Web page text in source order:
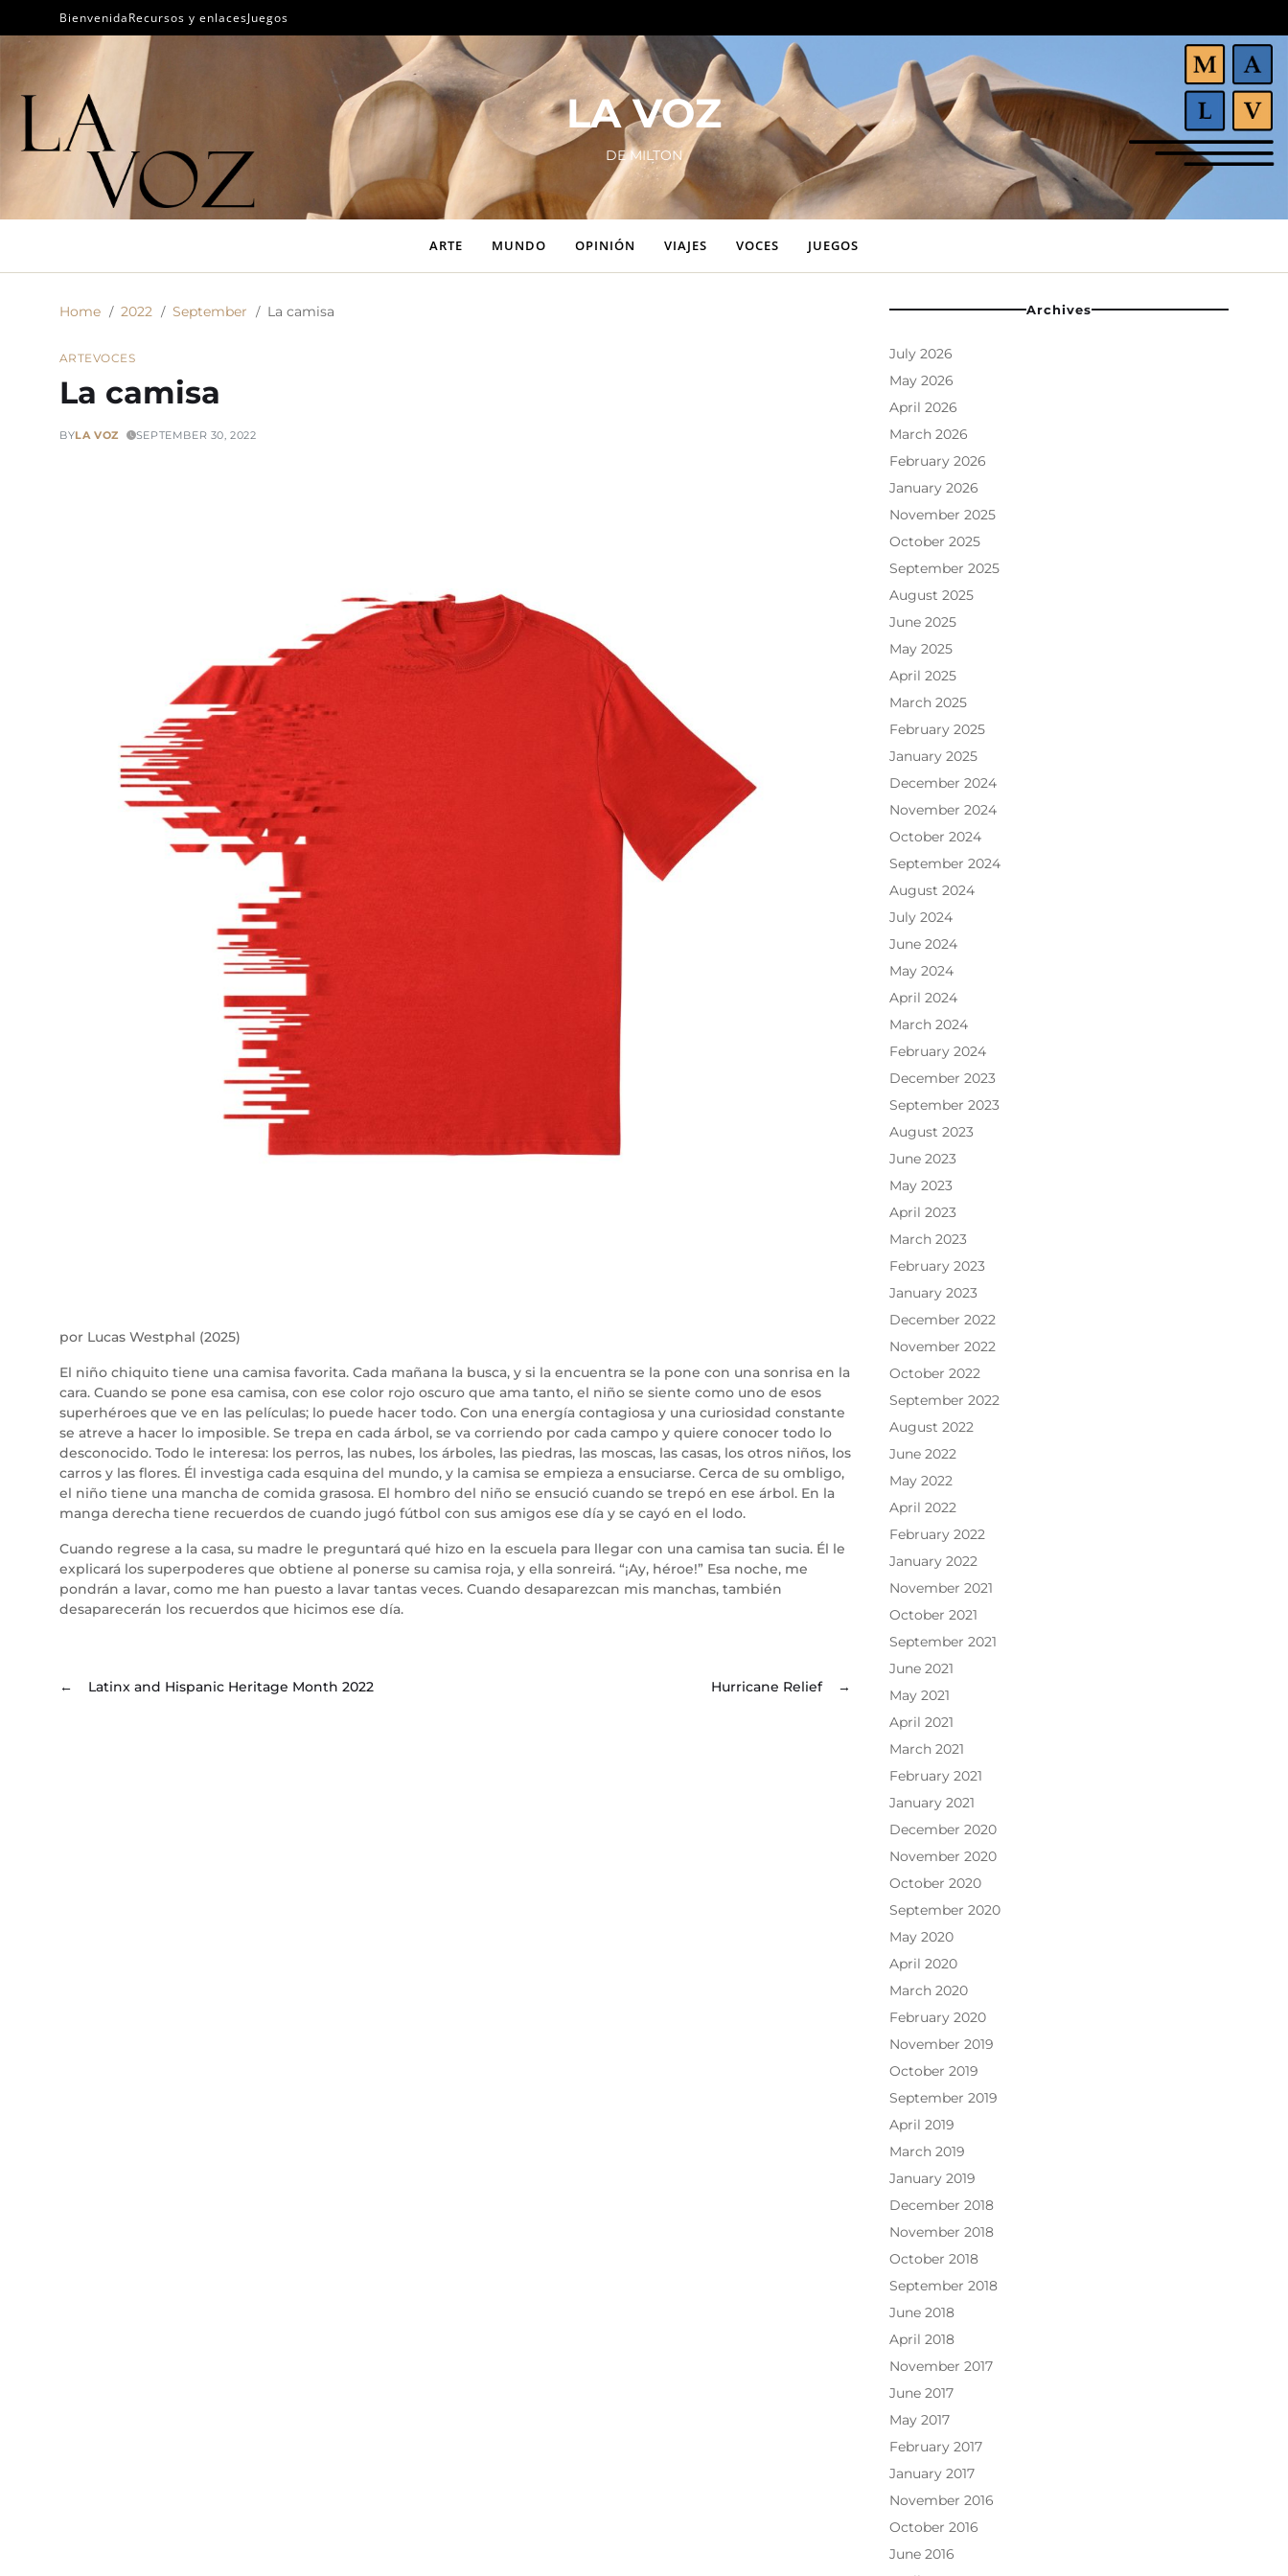
BienvenidaRecursos y enlacesJuegos
LA VOZ
DE MILTON
ARTE MUNDO OPINIÓN VIAJES VOCES JUEGOS
Home 2022 September La camisa
ARTEVOCES
La camisa
BYLA VOZ SEPTEMBER 30, 2022
por Lucas Westphal (2025)
El niño chiquito tiene una camisa favorita. Cada mañana la busca, y si la encuentra se la pone con una sonrisa en la
cara. Cuando se pone esa camisa, con ese color rojo oscuro que ama tanto, el niño se siente como uno de esos
superhéroes que ve en las películas; lo puede hacer todo. Con una energía contagiosa y una curiosidad constante
se atreve a hacer lo imposible. Se trepa en cada árbol, se va corriendo por cada campo y quiere conocer todo lo
desconocido. Todo le interesa: los perros, las nubes, los árboles, las piedras, las moscas, las casas, los otros niños, los
carros y las flores. Él investiga cada esquina del mundo, y la camisa se empieza a ensuciarse. Cerca de su ombligo,
el niño tiene una mancha de comida grasosa. El hombro del niño se ensució cuando se trepó en ese árbol. En la
manga derecha tiene recuerdos de cuando jugó fútbol con sus amigos ese día y se cayó en el lodo.
Cuando regrese a la casa, su madre le preguntará qué hizo en la escuela para llegar con una camisa tan sucia. Él le
explicará los superpoderes que obtiene al ponerse su camisa roja, y ella sonreirá. “¡Ay, héroe!” Esa noche, me
pondrán a lavar, como me han puesto a lavar tantas veces. Cuando desaparezcan mis manchas, también
desaparecerán los recuerdos que hicimos ese día.
← Latinx and Hispanic Heritage Month 2022 →
Hurricane Relief
Archives
July 2026
May 2026
April 2026
March 2026
February 2026
January 2026
November 2025
October 2025
September 2025
August 2025
June 2025
May 2025
April 2025
March 2025
February 2025
January 2025
December 2024
November 2024
October 2024
September 2024
August 2024
July 2024
June 2024
May 2024
April 2024
March 2024
February 2024
December 2023
September 2023
August 2023
June 2023
May 2023
April 2023
March 2023
February 2023
January 2023
December 2022
November 2022
October 2022
September 2022
August 2022
June 2022
May 2022
April 2022
February 2022
January 2022
November 2021
October 2021
September 2021
June 2021
May 2021
April 2021
March 2021
February 2021
January 2021
December 2020
November 2020
October 2020
September 2020
May 2020
April 2020
March 2020
February 2020
November 2019
October 2019
September 2019
April 2019
March 2019
January 2019
December 2018
November 2018
October 2018
September 2018
June 2018
April 2018
November 2017
June 2017
May 2017
February 2017
January 2017
November 2016
October 2016
June 2016